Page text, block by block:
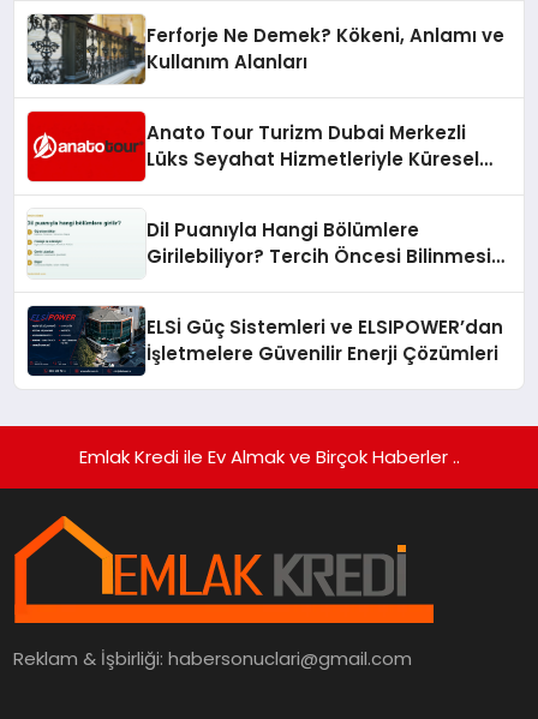
Ferforje Ne Demek? Kökeni, Anlamı ve
Kullanım Alanları
Anato Tour Turizm Dubai Merkezli
Lüks Seyahat Hizmetleriyle Küresel
Dil Puanıyla Hangi Bölümlere
Girilebiliyor? Tercih Öncesi Bilinmesi
ELSİ Güç Sistemleri ve ELSIPOWER’dan
İşletmelere Güvenilir Enerji Çözümleri
Emlak Kredi ile Ev Almak ve Birçok Haberler ..
Reklam & İşbirliği:habersonuclari@gmail.com